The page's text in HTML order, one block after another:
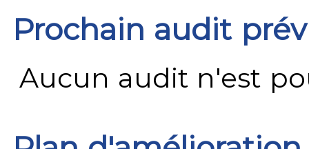
Prochain audit
Aucun audit n'est